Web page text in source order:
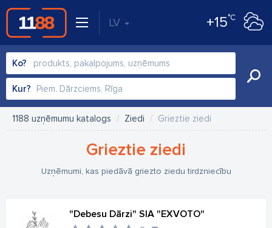
LV +15°C
Ko?
Kur?
1188 uzņēmumu katalogs Ziedi Grieztie ziedi
Grieztie ziedi
Uzņēmumi, kas piedāvā griezto ziedu tirdzniecību
"Debesu Dārzi" SIA "EXVOTO"